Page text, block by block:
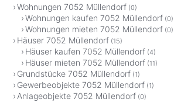
Wohnungen 7052 Müllendorf (0)
Wohnungen kaufen 7052 Müllendorf (0)
Wohnungen mieten 7052 Müllendorf (0)
Häuser 7052 Müllendorf (15)
Häuser kaufen 7052 Müllendorf (4)
Häuser mieten 7052 Müllendorf (11)
Grundstücke 7052 Müllendorf (1)
Gewerbeobjekte 7052 Müllendorf (1)
Anlageobjekte 7052 Müllendorf (0)